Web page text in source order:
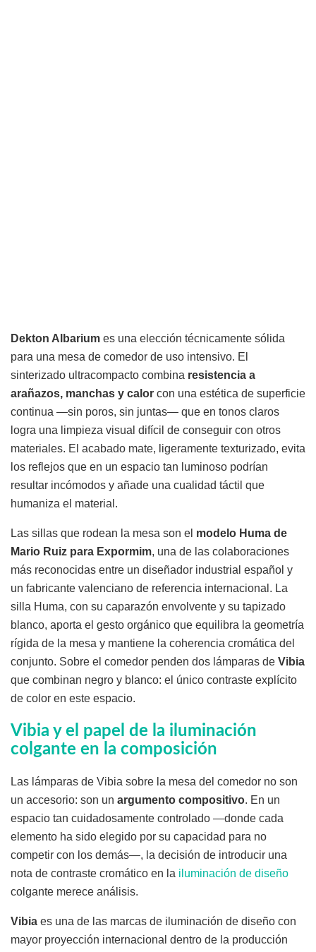
Dekton Albarium es una elección técnicamente sólida
para una mesa de comedor de uso intensivo. El
sinterizado ultracompacto combina resistencia a
arañazos, manchas y calor con una estética de superficie
continua —sin poros, sin juntas— que en tonos claros
logra una limpieza visual difícil de conseguir con otros
materiales. El acabado mate, ligeramente texturizado, evita
los reflejos que en un espacio tan luminoso podrían
resultar incómodos y añade una cualidad táctil que
humaniza el material.
Las sillas que rodean la mesa son el modelo Huma de
Mario Ruiz para Expormim, una de las colaboraciones
más reconocidas entre un diseñador industrial español y
un fabricante valenciano de referencia internacional. La
silla Huma, con su caparazón envolvente y su tapizado
blanco, aporta el gesto orgánico que equilibra la geometría
rígida de la mesa y mantiene la coherencia cromática del
conjunto. Sobre el comedor penden dos lámparas de Vibia
que combinan negro y blanco: el único contraste explícito
de color en este espacio.
Vibia y el papel de la iluminación
colgante en la composición
Las lámparas de Vibia sobre la mesa del comedor no son
un accesorio: son un argumento compositivo. En un
espacio tan cuidadosamente controlado —donde cada
elemento ha sido elegido por su capacidad para no
competir con los demás—, la decisión de introducir una
nota de contraste cromático en la iluminación de diseño
colgante merece análisis.
Vibia es una de las marcas de iluminación de diseño con
mayor proyección internacional dentro de la producción